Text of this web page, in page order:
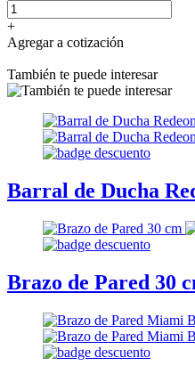
+
Agregar a cotización
También te puede interesar
Barral de Ducha
Brazo de Pared 30